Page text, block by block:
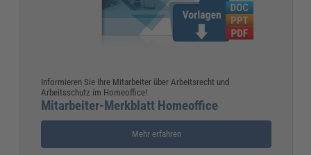
Informieren Sie Ihre Mitarbeiter über Arbeitsrecht und
Arbeitsschutz im Homeoffice!
Mitarbeiter-Merkblatt Homeoffice
Mehr erfahren